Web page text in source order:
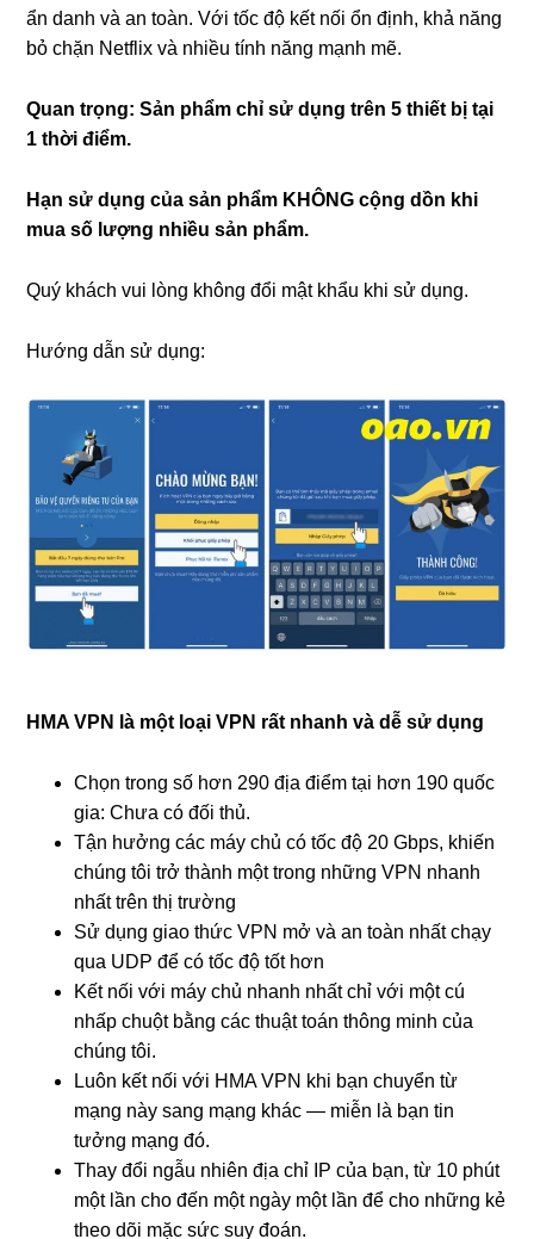
ẩn danh và an toàn. Với tốc độ kết nối ổn định, khả năng
bỏ chặn Netflix và nhiều tính năng mạnh mẽ.
Quan trọng: Sản phẩm chỉ sử dụng trên 5 thiết bị tại
1 thời điểm.
Hạn sử dụng của sản phẩm KHÔNG cộng dồn khi
mua số lượng nhiều sản phẩm.
Quý khách vui lòng không đổi mật khẩu khi sử dụng.
Hướng dẫn sử dụng:
HMA VPN là một loại VPN rất nhanh và dễ sử dụng
Chọn trong số hơn 290 địa điểm tại hơn 190 quốc
gia: Chưa có đối thủ.
Tận hưởng các máy chủ có tốc độ 20 Gbps, khiến
chúng tôi trở thành một trong những VPN nhanh
nhất trên thị trường
Sử dụng giao thức VPN mở và an toàn nhất chạy
qua UDP để có tốc độ tốt hơn
Kết nối với máy chủ nhanh nhất chỉ với một cú
nhấp chuột bằng các thuật toán thông minh của
chúng tôi.
Luôn kết nối với HMA VPN khi bạn chuyển từ
mạng này sang mạng khác — miễn là bạn tin
tưởng mạng đó.
Thay đổi ngẫu nhiên địa chỉ IP của bạn, từ 10 phút
một lần cho đến một ngày một lần để cho những kẻ
theo dõi mặc sức suy đoán.